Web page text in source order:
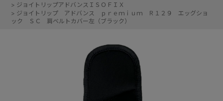
> ジョイトリップアドバンスＩＳＯＦＩＸ
> ジョイトリップ アドバンス ｐｒｅｍｉｕｍ Ｒ１２９ エッグショ
ック ＳＣ 肩ベルトカバー左（ブラック）